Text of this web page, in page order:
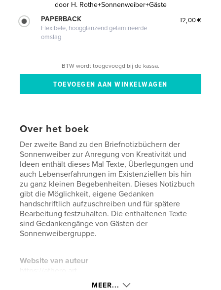
door H. Rothe+Sonnenweiber+Gäste
PAPERBACK
Flexibele, hoogglanzend gelamineerde
omslag
12,00 €
BTW wordt toegevoegd bij de kassa.
Over het boek
Der zweite Band zu den Briefnotizbüchern der
Sonnenweiber zur Anregung von Kreativität und
Ideen enthält dieses Mal Texte, Überlegungen und
auch Lebenserfahrungen im Existenziellen bis hin
zu ganz kleinen Begebenheiten. Dieses Notizbuch
gibt die Möglichkeit, eigene Gedanken
handschriftlich aufzuschreiben und für spätere
Bearbeitung festzuhalten. Die enthaltenen Texte
sind Gedankengänge von Gästen der
Sonnenweibergruppe.
Website van auteur
MEER...